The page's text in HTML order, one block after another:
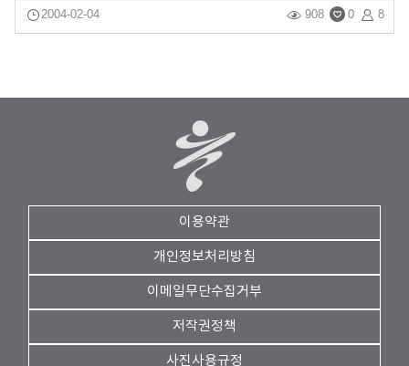
2004-02-04 8
0
908
이용약관
개인정보처리방침
이메일무단수집거부
저작권정책
사진사용규정